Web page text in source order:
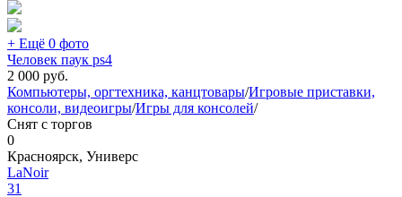
+ Ещё 0 фото
Человек паук ps4
2 000 руб.
Компьютеры, оргтехника, канцтовары/Игровые приставки,
консоли, видеоигры/Игры для консолей/
Снят с торгов
0
Красноярск, Универс
LaNoir
31